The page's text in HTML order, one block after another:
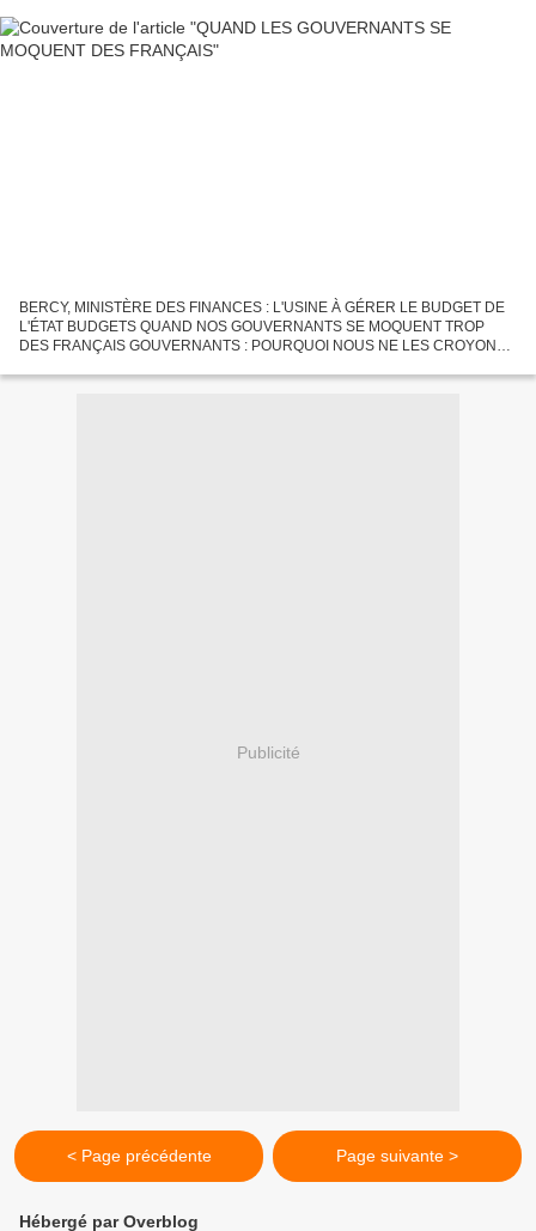
BERCY, MINISTÈRE DES FINANCES : L'USINE À GÉRER LE BUDGET DE
L'ÉTAT BUDGETS QUAND NOS GOUVERNANTS SE MOQUENT TROP
DES FRANÇAIS GOUVERNANTS : POURQUOI NOUS NE LES CROYONS
annoncés précédemment,...
Publicité
< Page précédente Page suivante >
Hébergé par Overblog